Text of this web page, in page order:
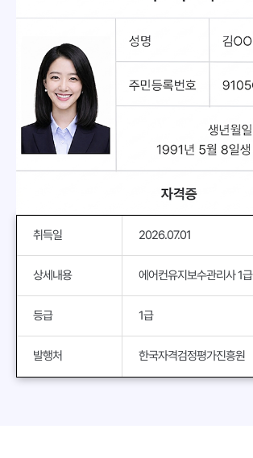
취득일 2026.07.01
상세내용 에어컨유지보수관리사 1급
등급 1급
발행처 한국자격검정평가진흥원